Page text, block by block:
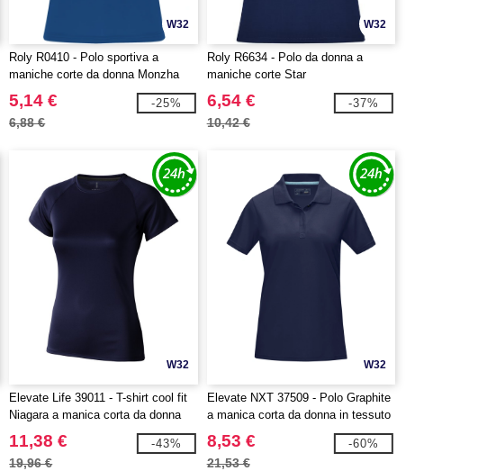
W32
Roly R0410 - Polo sportiva a
maniche corte da donna Monzha
5,14 €
6,88 €
-25%
W32
Roly R6634 - Polo da donna a
maniche corte Star
6,54 €
10,42 €
-37%
W32
Elevate Life 39011 - T-shirt cool fit
Niagara a manica corta da donna
11,38 €
19,96 €
-43%
W32
Elevate NXT 37509 - Polo Graphite
a manica corta da donna in tessuto
organico certificato GOTS
8,53 €
21,53 €
-60%